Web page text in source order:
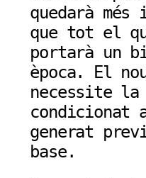
quedarà
que tot el
portarà un
època. El
necessite
condicionat
generat
base.